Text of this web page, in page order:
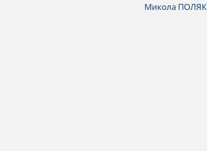
Микола ПОЛЯК